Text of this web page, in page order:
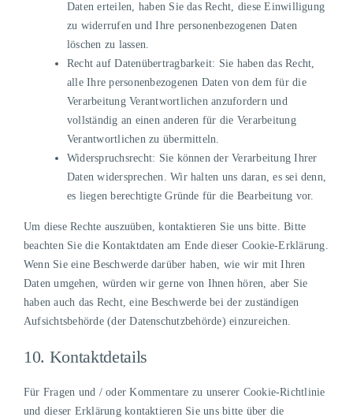
Daten erteilen, haben Sie das Recht, diese Einwilligung
zu widerrufen und Ihre personenbezogenen Daten
löschen zu lassen.
Recht auf Datenübertragbarkeit: Sie haben das Recht,
alle Ihre personenbezogenen Daten von dem für die
Verarbeitung Verantwortlichen anzufordern und
vollständig an einen anderen für die Verarbeitung
Verantwortlichen zu übermitteln.
Widerspruchsrecht: Sie können der Verarbeitung Ihrer
Daten widersprechen. Wir halten uns daran, es sei denn,
es liegen berechtigte Gründe für die Bearbeitung vor.
Um diese Rechte auszuüben, kontaktieren Sie uns bitte. Bitte
beachten Sie die Kontaktdaten am Ende dieser Cookie-Erklärung.
Wenn Sie eine Beschwerde darüber haben, wie wir mit Ihren
Daten umgehen, würden wir gerne von Ihnen hören, aber Sie
haben auch das Recht, eine Beschwerde bei der zuständigen
Aufsichtsbehörde (der Datenschutzbehörde) einzureichen.
10. Kontaktdetails
Für Fragen und / oder Kommentare zu unserer Cookie-Richtlinie
und dieser Erklärung kontaktieren Sie uns bitte über die